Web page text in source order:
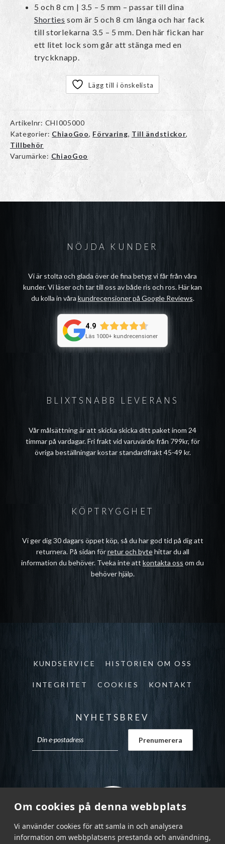
Om cookies på denna webbplats
Vi använder cookies för att samla in och analysera
information om webbplatsens prestanda och användning,
5 och 8 cm | 3.5 – 5 mm – passar till dina
Shorties som är 5 och 8 cm långa och har fack
till storlekarna 3.5 – 5 mm. Den här fickan har
ett litet lock som går att stänga med en
tryckknapp.
Lägg till i önskelista
Artikelnr: CHI005000
Kategorier: ChiaoGoo, Förvaring, Till ändstickor,
Tillbehör
Varumärke: ChiaoGoo
BLIXTSNABB LEVERANS
Vår målsättning är att skicka skicka ditt paket inom 24
timmar på vardagar. Fri frakt vid varuvärde från 799kr, för
övriga beställningar kostar standardfrakt 45-49 kr.
NÖJDA KUNDER
Vi är stolta och glada över de fina betyg vi får från våra
kunder. Vi läser och tar till oss av både ris och ros. Här kan
du kolla in våra kundrecensioner på Google Reviews.
4.9
Läs 1000+ kundrecensioner
KÖPTRYGGHET
Vi ger dig 30 dagars öppet köp, så du har god tid på dig att
returnera. På sidan förretur och bytehittar du all
information du behöver. Tveka inte att kontakta oss om du
behöver hjälp.
KUNDSERVICE HISTORIEN OM OSS
INTEGRITET COOKIES KONTAKT
NYHETSBREV